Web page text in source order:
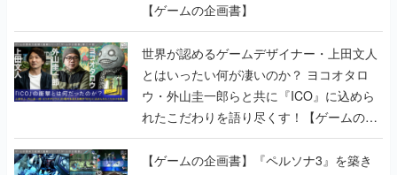
【ゲームの企画書】
世界が認めるゲームデザイナー・上田文人
とはいったい何が凄いのか？ ヨコオタロ
ウ・外山圭一郎らと共に『ICO』に込めら
れたこだわりを語り尽くす！【ゲームの企
画書】
【ゲームの企画書】『ペルソナ3』を築き